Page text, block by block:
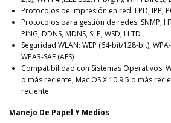
Protocolos de impresión en red: LPD, IPP,
Protocolos para gestión de redes: SNMP,
PING, DDNS, MDNS, SLP, WSD, LLTD
Seguridad WLAN: WEP (64-bit/128-bit), WPA-
WPA3-SAE (AES)
Compatibilidad con Sistemas Operativos:
o más reciente, Mac OS X 10.9.5 o más
reciente
Manejo De Papel Y Medios